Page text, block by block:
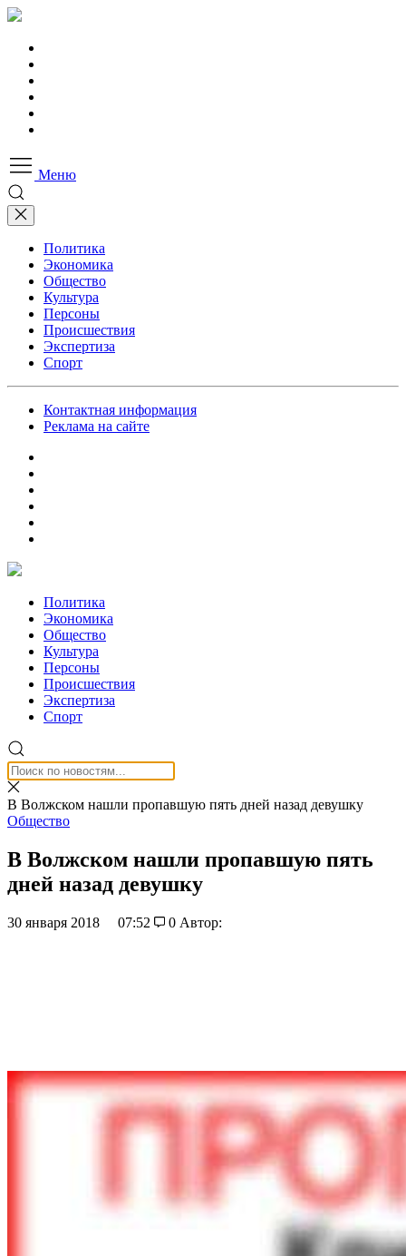
Меню
Политика
Экономика
Общество
Культура
Персоны
Происшествия
Экспертиза
Спорт
Контактная информация
Реклама на сайте
Политика
Экономика
Общество
Культура
Персоны
Происшествия
Экспертиза
Спорт
В Волжском нашли пропавшую пять дней назад девушку
Общество
В Волжском нашли пропавшую пять
дней назад девушку
30 января 2018 07:52 0 Автор: